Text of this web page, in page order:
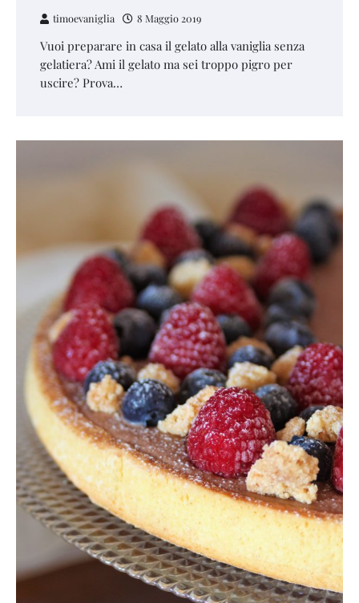
timoevaniglia 8 Maggio 2019
Vuoi preparare in casa il gelato alla vaniglia senza
gelatiera? Ami il gelato ma sei troppo pigro per
uscire? Prova…